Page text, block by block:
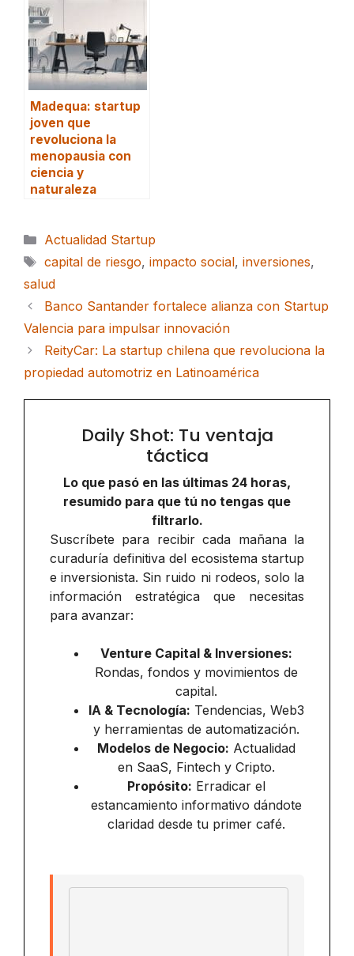
Madequa: startup
joven que
revoluciona la
menopausia con
ciencia y
naturaleza
Categorías
Actualidad Startup
Etiquetas
capital de riesgo, impacto social, inversiones,
salud
Banco Santander fortalece alianza con Startup
Valencia para impulsar innovación
ReityCar: La startup chilena que revoluciona la
propiedad automotriz en Latinoamérica
Daily Shot: Tu ventaja
táctica
Lo que pasó en las últimas 24 horas,
resumido para que tú no tengas que
filtrarlo.
Suscríbete para recibir cada mañana la
curaduría definitiva del ecosistema startup
e inversionista. Sin ruido ni rodeos, solo la
información estratégica que necesitas
para avanzar:
Venture Capital & Inversiones:
Rondas, fondos y movimientos de
capital.
IA & Tecnología: Tendencias, Web3
y herramientas de automatización.
Modelos de Negocio: Actualidad
en SaaS, Fintech y Cripto.
Propósito: Erradicar el
estancamiento informativo dándote
claridad desde tu primer café.